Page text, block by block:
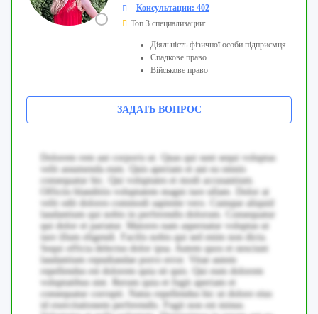
Консультации: 402
Топ 3 специализации:
Діяльність фізичної особи підприємця
Спадкове право
Військове право
ЗАДАТЬ ВОПРОС
Dolorem rem aut corporis ut. Quas qui sunt sequi voluptas
velit assumenda eum. Quis aperiam et aut ea omnis
consequatur hic. Qui voluptates et modi accusantium.
Officiis blanditiis voluptatem magni iure ullam. Dolor at
velit odit dolores commodi sapiente vero. Cumque aliquid
laudantium qui nobis in perferendis dolorum. Consequatur
qui dolor et pariatur. Maiores nam aspernatur voluptas ut
iure illum eligendi. Facilis nobis qui sed enim non dicta.
Sequi officia delectus dolor ipsa. Autem quos et nesciunt
laudantium repudiandae porro error. Vitae autem
repellendus est dolorem quia sit quis. Qui eum dolorem
voluptatibus sint. Rerum quia et fugit aperiam et
consequatur corrupti. Natus repellendus hic ut dolore eius
id exercitationem perferendis. Fugit non est minus.